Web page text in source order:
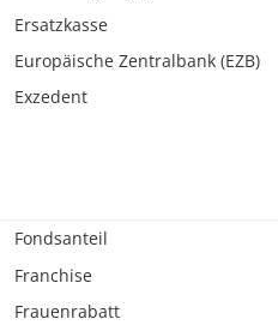
Ersatzkasse
Europäische Zentralbank (EZB)
Exzedent
Fondsanteil
Franchise
Frauenrabatt